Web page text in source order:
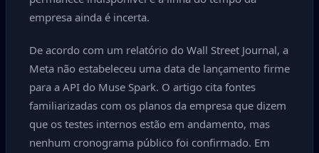
empresa ainda é incerta.
De acordo com um relatório do Wall Street Journal, a
Meta não estabeleceu uma data de lançamento firme
para a API do Muse Spark. O artigo cita fontes
familiarizadas com os planos da empresa que dizem
que os testes internos estão em andamento, mas
nenhum cronograma público foi confirmado. Em